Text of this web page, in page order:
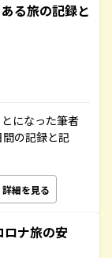
る旅の記録と
になった筆者
の記録と記
詳細を見る
ロナ旅の安